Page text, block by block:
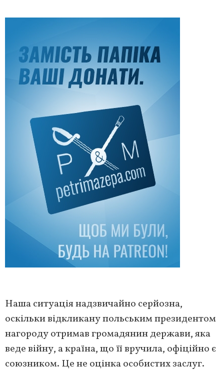
Наша ситуація надзвичайно серйозна,
оскільки відкликану польським президентом
нагороду отримав громадянин держави, яка
веде війну, а країна, що її вручила, офіційно є
союзником. Це не оцінка особистих заслуг.